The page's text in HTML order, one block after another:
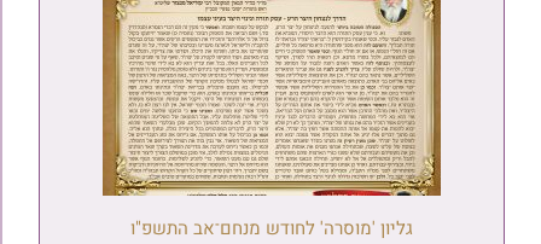
גליון 'מוסרה' לחודש מנחם־אב התשפ"ו